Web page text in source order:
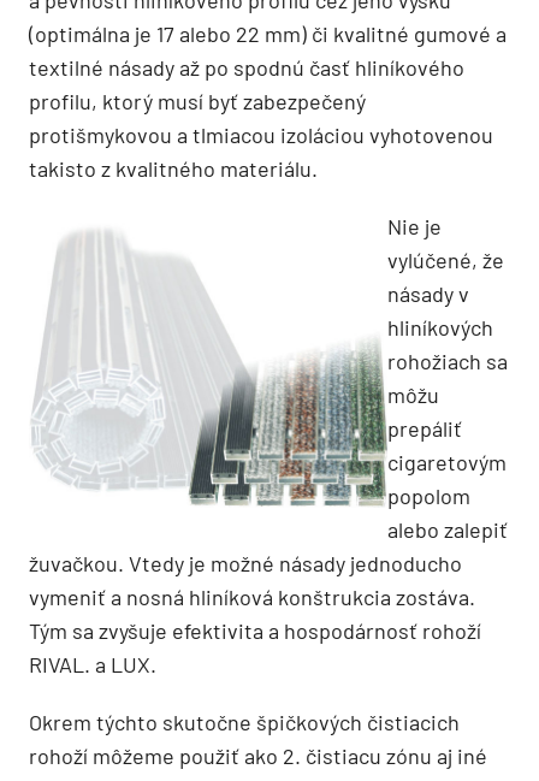
(optimálna je 17 alebo 22 mm) či kvalitné gumové a
textilné násady až po spodnú časť hliníkového
profilu, ktorý musí byť zabezpečený
protišmykovou a tlmiacou izoláciou vyhotovenou
takisto z kvalitného materiálu.
Nie je
vylúčené, že
násady v
hliníkových
rohožiach sa
môžu
prepáliť
cigaretovým
popolom
alebo zalepiť
žuvačkou. Vtedy je možné násady jednoducho
vymeniť a nosná hliníková konštrukcia zostáva.
Tým sa zvyšuje efektivita a hospodárnosť rohoží
RIVAL. a LUX.
Okrem týchto skutočne špičkových čistiacich
rohoží môžeme použiť ako 2. čistiacu zónu aj iné